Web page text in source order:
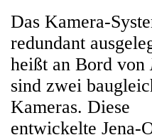
Das Kamera-
redundant
heißt an Bord von
sind zwei
Kameras. Diese
entwickelte Jena-